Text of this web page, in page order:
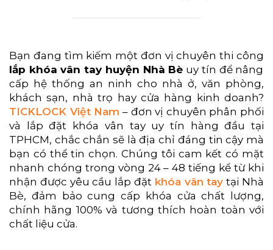
Bạn đang tìm kiếm một đơn vị chuyên thi công
lắp khóa vân tay huyện Nhà Bè uy tín để nâng
cấp hệ thống an ninh cho nhà ở, văn phòng,
khách sạn, nhà trọ hay cửa hàng kinh doanh?
TICKLOCK Việt Nam – đơn vị chuyên phân phối
và lắp đặt khóa vân tay uy tín hàng đầu tại
TPHCM, chắc chắn sẽ là địa chỉ đáng tin cậy mà
bạn có thể tin chọn. Chúng tôi cam kết có mặt
nhanh chóng trong vòng 24 – 48 tiếng kể từ khi
nhận được yêu cầu lắp đặt khóa vân tay tại Nhà
Bè, đảm bảo cung cấp khóa cửa chất lượng,
chính hãng 100% và tương thích hoàn toàn với
chất liệu cửa.